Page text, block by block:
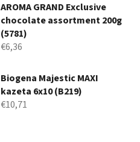
AROMA GRAND Exclusive
chocolate assortment 200g
(5781)
€6,36
Biogena Majestic MAXI
kazeta 6x10 (B219)
€10,71